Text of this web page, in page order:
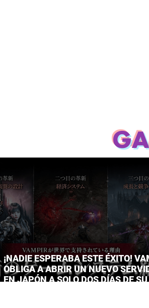
¡NADIE ESPERABA ESTE ÉXITO!
OBLIGA A ABRIR UN NUEVO
EN JAPÓN A SOLO DOS DÍAS DE SU